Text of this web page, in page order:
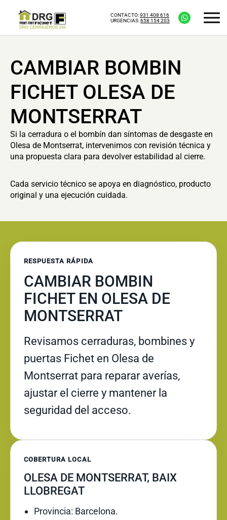
CONTACTO:931 408 616
URGENCIAS:658 154 203
CAMBIAR BOMBIN
FICHET OLESA DE
MONTSERRAT
Si la cerradura o el bombín dan síntomas de desgaste en
Olesa de Montserrat, intervenimos con revisión técnica y
una propuesta clara para devolver estabilidad al cierre.
Cada servicio técnico se apoya en diagnóstico, producto
original y una ejecución cuidada.
RESPUESTA RÁPIDA
CAMBIAR BOMBIN
FICHET EN OLESA DE
MONTSERRAT
Revisamos cerraduras, bombines y
puertas Fichet en Olesa de
Montserrat para reparar averías,
ajustar el cierre y mantener la
seguridad del acceso.
COBERTURA LOCAL
OLESA DE MONTSERRAT, BAIX
LLOBREGAT
Provincia: Barcelona.